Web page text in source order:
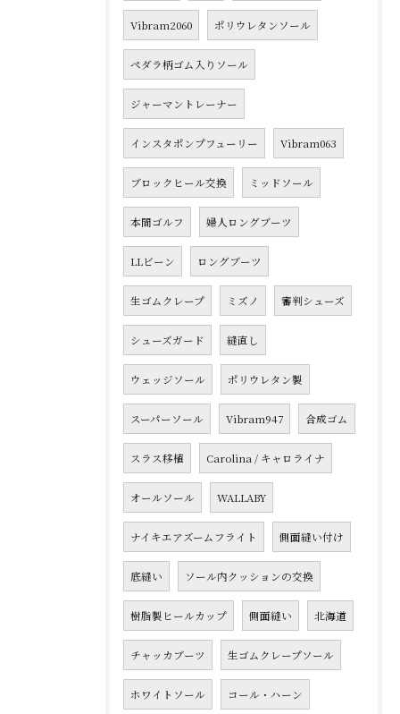
Vibram2060 ポリウレタンソール
ペダラ柄ゴム入りソール
ジャーマントレーナー
インスタポンプフューリー Vibram063
ブロックヒール交換 ミッドソール
本間ゴルフ 婦人ロングブーツ
LLビーン ロングブーツ
生ゴムクレープ ミズノ 審判シューズ
シューズガード 縫直し
ウェッジソール ポリウレタン製
スーパーソール Vibram947 合成ゴム
スラス移植 Carolina / キャロライナ
オールソール WALLABY
ナイキエアズームフライト 側面縫い付け
底縫い ソール内クッションの交換
樹脂製ヒールカップ 側面縫い 北海道
チャッカブーツ 生ゴムクレープソール
ホワイトソール コール・ハーン